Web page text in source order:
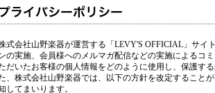
式会社山野楽器が運営する「LEVY'S OFFICIAL」サイ
の実施、会員様へのメルマガ配信などの実施によるコ
だいたお客様の個人情報をどのように使用し、保護す
、株式会社山野楽器では、以下の方針を改定すること
してまいります。